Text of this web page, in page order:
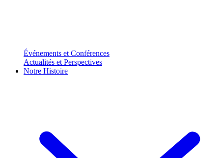
Événements et Conférences
Actualités et Perspectives
Notre Histoire